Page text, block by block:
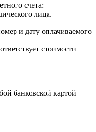
счета:
лица,
и дату оплачиваемого
стоимости
банковской картой